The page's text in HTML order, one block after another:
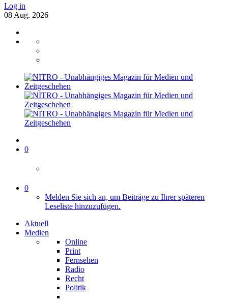
Log in
08 Aug. 2026
0
0
Melden Sie sich an, um Beiträge zu Ihrer späteren
Leseliste hinzuzufügen.
Aktuell
Medien
Online
Print
Fernsehen
Radio
Recht
Politik